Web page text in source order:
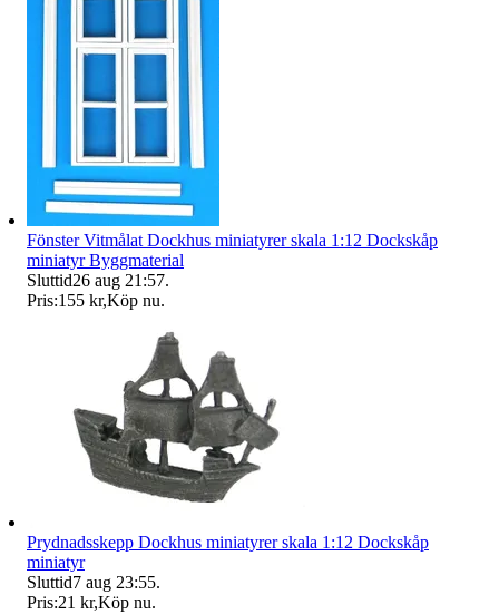
Fönster Vitmålat Dockhus miniatyrer skala 1:12 Dockskåp
miniatyr Byggmaterial
Sluttid26 aug 21:57.
Pris:155 kr,Köp nu.
Prydnadsskepp Dockhus miniatyrer skala 1:12 Dockskåp
miniatyr
Sluttid7 aug 23:55.
Pris:21 kr,Köp nu.